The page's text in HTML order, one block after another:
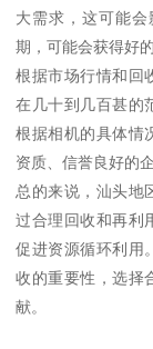
大需求，这可能
期，可能会获得好
根据市场行情和回
在几十到几百甚的
根据相机的具体情
资质、信誉良好的
总的来说，汕头地
过合理回收和再利
促进资源循环利用
收的重要性，选择
献。